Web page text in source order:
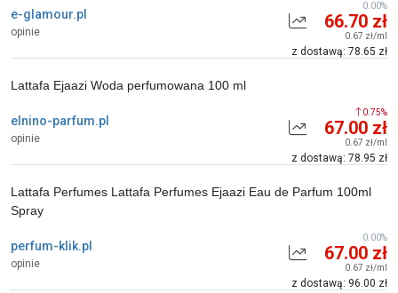
e-glamour.pl
opinie 66.70 zł
0.67 zł/ml
z dostawą: 78.65 zł
0.00%
elnino-parfum.pl
opinie
Lattafa Ejaazi Woda perfumowana 100 ml
67.00 zł
0.67 zł/ml
z dostawą: 78.95 zł
0.75%
perfum-klik.pl
opinie
Lattafa Perfumes Lattafa Perfumes Ejaazi Eau de Parfum 100ml
Spray
67.00 zł
0.67 zł/ml
z dostawą: 96.00 zł
0.00%